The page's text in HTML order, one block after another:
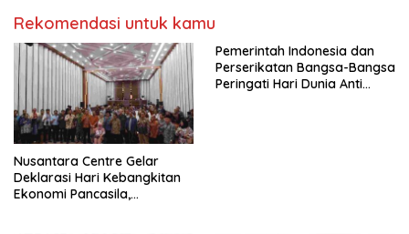
Rekomendasi untuk kamu
Nusantara Centre Gelar
Deklarasi Hari Kebangkitan
Ekonomi Pancasila,
Pemerintah Indonesia dan
Perserikatan Bangsa-Bangsa
Peringati Hari Dunia Anti